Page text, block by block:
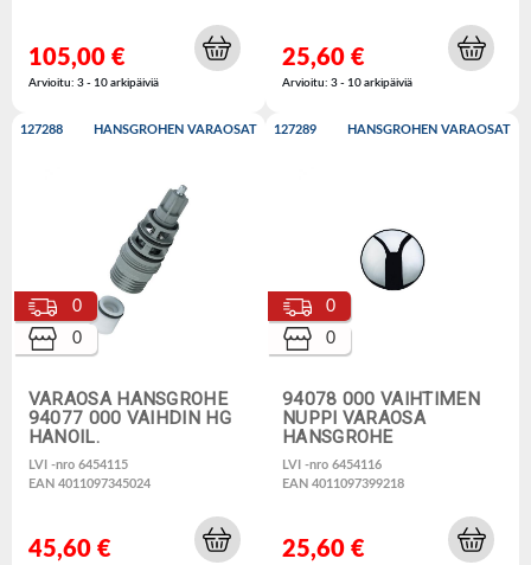
105,00 €
Arvioitu: 3 - 10 arkipäiviä
25,60 €
Arvioitu: 3 - 10 arkipäiviä
127288 HANSGROHEN VARAOSAT
VARAOSA HANSGROHE
94077 000 VAIHDIN HG
HANOIL.
LVI -nro 6454115
EAN 4011097345024
0
0
45,60 €
127289 HANSGROHEN VARAOSAT
94078 000 VAIHTIMEN
NUPPI VARAOSA
HANSGROHE
LVI -nro 6454116
EAN 4011097399218
0
0
25,60 €